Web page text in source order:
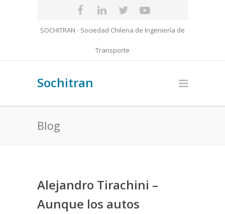
SOCHITRAN - Sociedad Chilena de Ingeniería de
Transporte
Sochitran
Blog
Alejandro Tirachini –
Aunque los autos